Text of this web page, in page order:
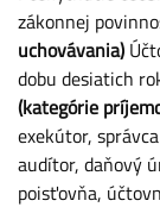
zákonnej
uchovávania)
dobu desiatich
(kategórie
exekútor,
audítor, daňový
poisťovňa,